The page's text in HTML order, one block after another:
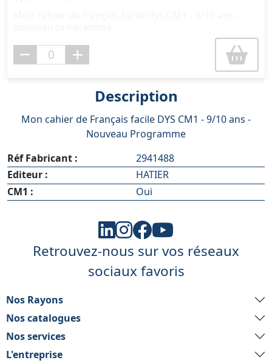
Description
Mon cahier de Français facile DYS CM1 - 9/10 ans -
Nouveau Programme
Réf Fabricant :
2941488
Editeur :
HATIER
CM1 :
Oui
Retrouvez-nous sur vos réseaux
sociaux favoris
Nos Rayons
Nos catalogues
Nos services
L'entreprise